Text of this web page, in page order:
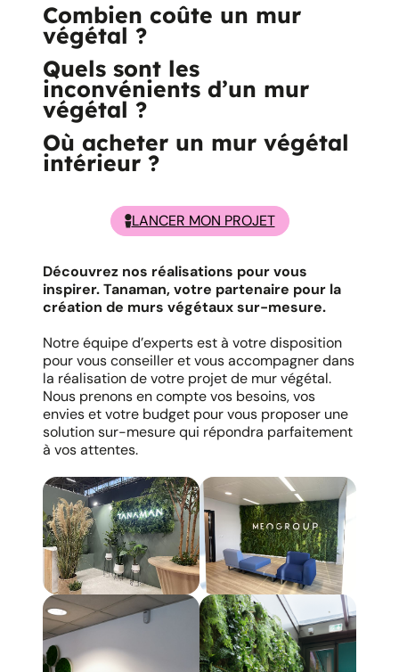
Combien coûte un mur
végétal ?
Quels sont les
inconvénients d’un mur
végétal ?
Où acheter un mur végétal
intérieur ?
LANCER MON PROJET
Découvrez nos réalisations pour vous
inspirer. Tanaman, votre partenaire pour la
création de murs végétaux sur-mesure.
Notre équipe d’experts est à votre disposition
pour vous conseiller et vous accompagner dans
la réalisation de votre projet de mur végétal.
Nous prenons en compte vos besoins, vos
envies et votre budget pour vous proposer une
solution sur-mesure qui répondra parfaitement
à vos attentes.